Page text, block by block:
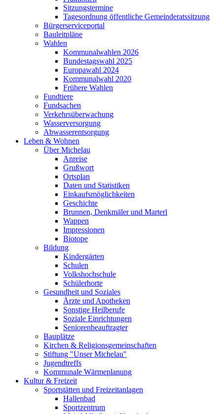
Sitzungstermine
Tagesordnung öffentliche Gemeinderatssitzung
Bürgerserviceportal
Bauleitpläne
Wahlen
Kommunalwahlen 2026
Bundestagswahl 2025
Europawahl 2024
Kommunalwahl 2020
Frühere Wahlen
Fundtiere
Fundsachen
Verkehrsüberwachung
Wasserversorgung
Abwasserentsorgung
Leben & Wohnen
Über Michelau
Anreise
Grußwort
Ortsplan
Daten und Statistiken
Einkaufsmöglichkeiten
Geschichte
Brunnen, Denkmäler und Marterl
Wappen
Impressionen
Biotope
Bildung
Kindergärten
Schulen
Volkshochschule
Schülerhorte
Gesundheit und Soziales
Ärzte und Apotheken
Sonstige Heilberufe
Soziale Einrichtungen
Seniorenbeauftragter
Bauplätze
Kirchen & Religionsgemeinschaften
Stiftung "Unser Michelau"
Jugendtreffs
Kommunale Wärmeplanung
Kultur & Freizeit
Sportstätten und Freizeitanlagen
Hallenbad
Sportzentrum